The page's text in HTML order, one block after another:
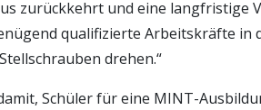
zurückkehrt und eine langfristige
qualifizierte Arbeitskräfte in
drehen.“
Schüler für eine MINT-